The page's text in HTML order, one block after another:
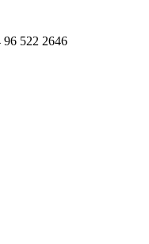
96 522 2646